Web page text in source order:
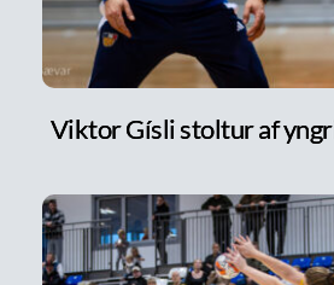
Viktor Gísli stoltur af